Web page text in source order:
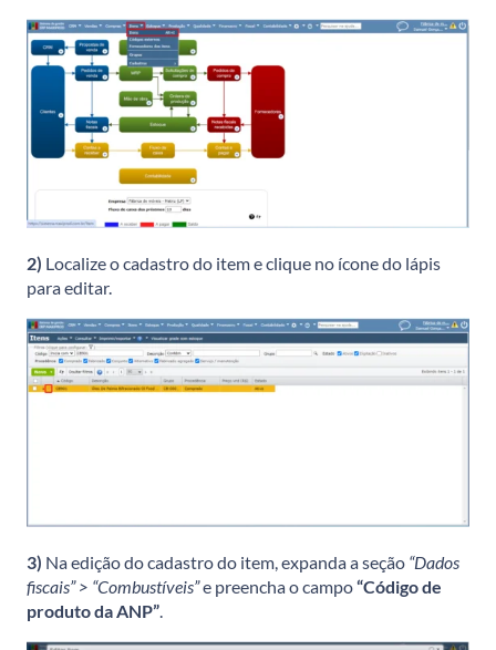
2) Localize o cadastro do item e clique no ícone do lápis
para editar.
3) Na edição do cadastro do item, expanda a seção “Dados
fiscais” > “Combustíveis”e preencha o campo“Código de
produto da ANP”.